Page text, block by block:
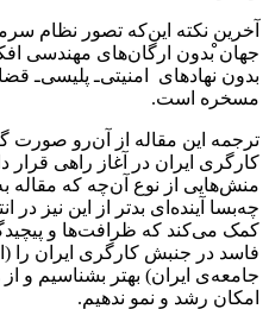
آخرین نکته این‌که تصور نظام
جهان̊ بدون ارگان‌های مهندسی
بدون نهادهای امنیتی‌ـ ‌پلیسی‌ـ
مسخره است.
ترجمه این مقاله از آن‌رو
کارگری ایران در آغاز راهی قرار
منش‌هایی از نوع آن‌چه که مقاله
چه‌بسا آینده‌ای بدتر از این نیز
کمک می‌کند که ظرافت‌ها و
فاسد در جنبش کارگری ایران را
جامعه‌ی ایران) بهتر بشناسیم و
امکان رشد و نمو ندهیم.